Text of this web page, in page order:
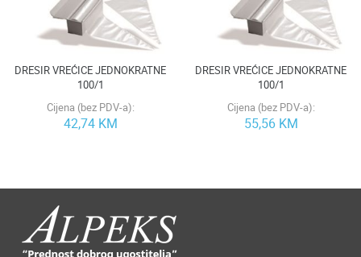
DRESIR VREĆICE JEDNOKRATNE
100/1
Cijena (bez PDV-a):
42,74 KM
DRESIR VREĆICE JEDNOKRATNE
100/1
Cijena (bez PDV-a):
55,56 KM